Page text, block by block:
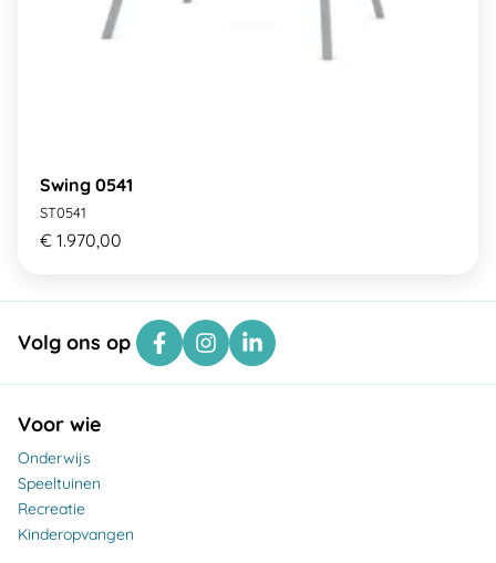
Swing 0541
ST0541
€ 1.970,00
Volg ons op
Voor wie
Onderwijs
Speeltuinen
Recreatie
Kinderopvangen